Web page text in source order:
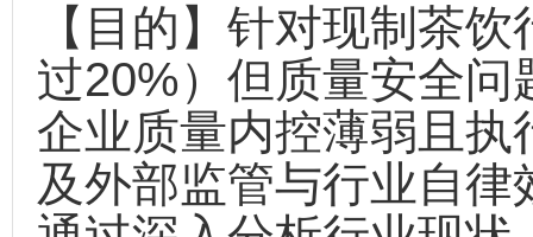
【目的】针对现制茶
过20%）但质量安全
企业质量内控薄弱且
及外部监管与行业自